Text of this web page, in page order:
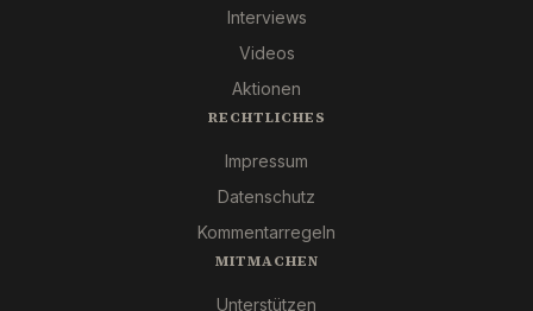
Interviews
Videos
Aktionen
RECHTLICHES
Impressum
Datenschutz
Kommentarregeln
MITMACHEN
Unterstützen